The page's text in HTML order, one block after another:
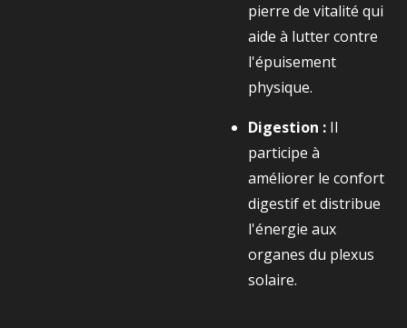
pierre de vitalité qui
aide à lutter contre
l'épuisement
physique.
Digestion : Il
participe à
améliorer le confort
digestif et distribue
l'énergie aux
organes du plexus
solaire.